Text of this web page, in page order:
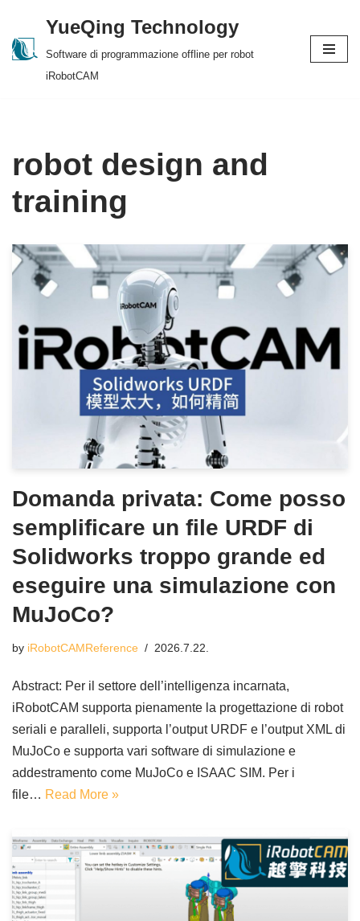
Skip
YueQing Technology
Software di programmazione offline per robot
iRobotCAM
robot design and
training
Domanda privata: Come posso
semplificare un file URDF di
Solidworks troppo grande ed
eseguire una simulazione con
MuJoCo?
by iRobotCAMReference 2026.7.22.
Abstract: Per il settore dell’intelligenza incarnata,
iRobotCAM supporta pienamente la progettazione di robot
seriali e paralleli, supporta l’output URDF e l’output XML di
MuJoCo e supporta vari software di simulazione e
addestramento come MuJoCo e ISAAC SIM. Per i
file… Read More »